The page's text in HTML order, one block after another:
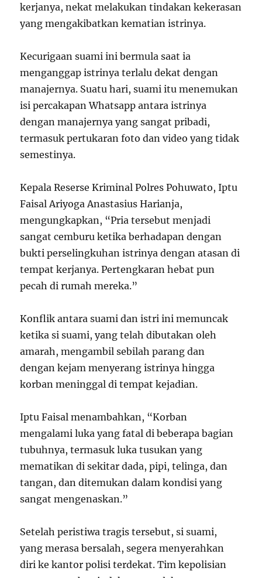
kerjanya, nekat melakukan tindakan kekerasan
yang mengakibatkan kematian istrinya.
Kecurigaan suami ini bermula saat ia
menganggap istrinya terlalu dekat dengan
manajernya. Suatu hari, suami itu menemukan
isi percakapan Whatsapp antara istrinya
dengan manajernya yang sangat pribadi,
termasuk pertukaran foto dan video yang tidak
semestinya.
Kepala Reserse Kriminal Polres Pohuwato, Iptu
Faisal Ariyoga Anastasius Harianja,
mengungkapkan, “Pria tersebut menjadi
sangat cemburu ketika berhadapan dengan
bukti perselingkuhan istrinya dengan atasan di
tempat kerjanya. Pertengkaran hebat pun
pecah di rumah mereka.”
Konflik antara suami dan istri ini memuncak
ketika si suami, yang telah dibutakan oleh
amarah, mengambil sebilah parang dan
dengan kejam menyerang istrinya hingga
korban meninggal di tempat kejadian.
Iptu Faisal menambahkan, “Korban
mengalami luka yang fatal di beberapa bagian
tubuhnya, termasuk luka tusukan yang
mematikan di sekitar dada, pipi, telinga, dan
tangan, dan ditemukan dalam kondisi yang
sangat mengenaskan.”
Setelah peristiwa tragis tersebut, si suami,
yang merasa bersalah, segera menyerahkan
diri ke kantor polisi terdekat. Tim kepolisian